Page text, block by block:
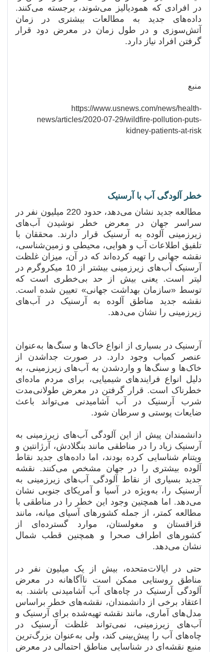
در افرادی که همودیالیز می‌شوند، برجسته می‌کنند.
داده‌های جدید به مطالعات بیشتری در زمان
آتش‌سوزی و در طول زمان در معرض دود قرار
گرفتن افراد نیاز دارد.
منبع
https://www.usnews.com/news/health-
news/articles/2020-07-29/wildfire-pollution-puts-
kidney-patients-at-risk
خطر آلودگی آب با آرسنیک
مطالعه جدید نشان می‌دهد، حدود 220 میلیون نفر در
سراسر جهان در معرض خطر نوشیدن آب‌های
زیرزمینی آلوده به آرسنیک قرار دارند. محققان با
تلفیق اطلاعات آب و هوایی، محیطی و زمین‌شناسی،
نقشه جهانی را تهیه کرده‌اند که در آن، میزان غلظت
آرسنیک آب‌های زیرزمینی بیشتر از 10 میکروگرم در
لیتر است. یعنی بیش از حد بی‌خطری است که
توسط «سازمان بهداشت جهانی» تعیین شده است.
نقشه جدید مناطق آلوده به آرسنیک در آب‌های
زیرزمینی را نشان می‌دهد.
آرسنیک در بسیاری از انواع خاک‌ها و سنگ‌ها به‌عنوان
عنصر کمیاب وجود دارد. در صورت جداشدن از
خاک‌ها و سنگ‌ها و واردشدن به آب‌های زیرزمینی، به
دلیل انواع فرایندهای شیمیایی، برای مردم ماده‌ای
خطرناک است. قرار گرفتن در معرض طولانی‌مدت
شرب آرسنیک در آب آشامیدنی می‌تواند باعث
ضایعات پوستی و سرطان شود.
دانشمندان پیش از این آلودگی آب‌های زیرزمینی به
آرسنیک زیاد را در مناطقی مانند بنگلادش، آرژانتین و
ویتنام شناسایی کرده بودند، اما داده‌های جدید نقاط
آلوده بیشتری را در جهان مشخص می‌کنند. نقشه
جدید بسیاری از نقاط آلودگی آب‌های زیرزمینی به
آرسنیک را، به‌ویژه در آسیا و آمریکای جنوبی نشان
می‌دهد. اما همچنین وجود این خطر را در مناطقی با
مطالعه کمتر، از جمله کشورهای آسیای میانه، مانند
قزاقستان و مغولستان، موارد گسترده‌ای از
کشورهای اطراف صحرا و همچنین قطب شمال
نشان می‌دهد.
حتی در ایالات‌متحده، بیش از یک میلیون نفر در
مناطق روستایی ممکن است ناآگاهانه در معرض
آلودگی آرسنیک در چاه‌های آب آشامیدنی باشند. به
اعتقاد برخی از دانشمندان، نقشه‌های خطر براساس
مدل‌های آماری، مانند نقشه تهیه‌شده برای آرسنیک و
آب‌های زیرزمینی، نمی‌تواند غلظت آرسنیک در
چاه‌های آب را پیش‌بینی کند، ولی به‌عنوان بزرگ‌ترین
منبع نقشه‌ای در شناسایی مناطق احتمالی در معرض